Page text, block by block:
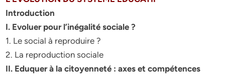
Introduction
I. Evoluer pour l’inégalité sociale ?
1. Le social à reproduire ?
2. La reproduction sociale
II. Eduquer à la citoyenneté : axes et compétences